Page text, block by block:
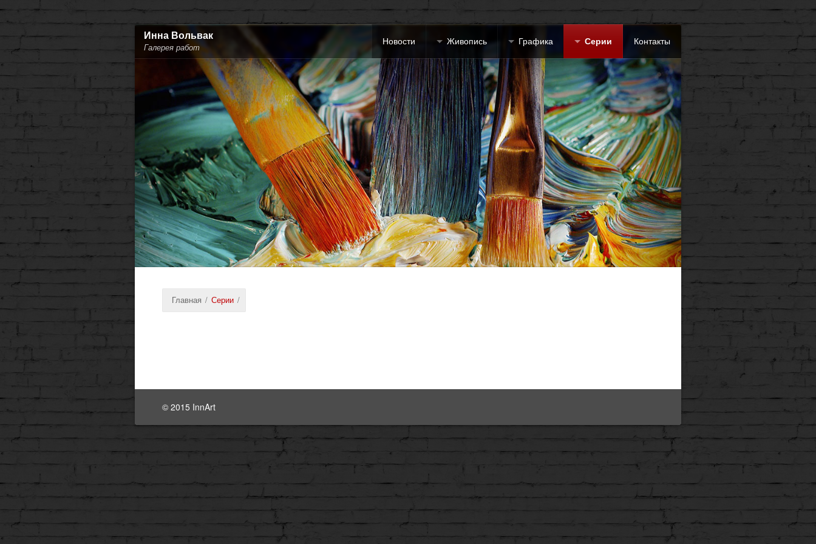
Инна Вольвак
Галерея работ
Новости Живопись Графика Серии Контакты
Главная / Серии /
© 2015 InnArt